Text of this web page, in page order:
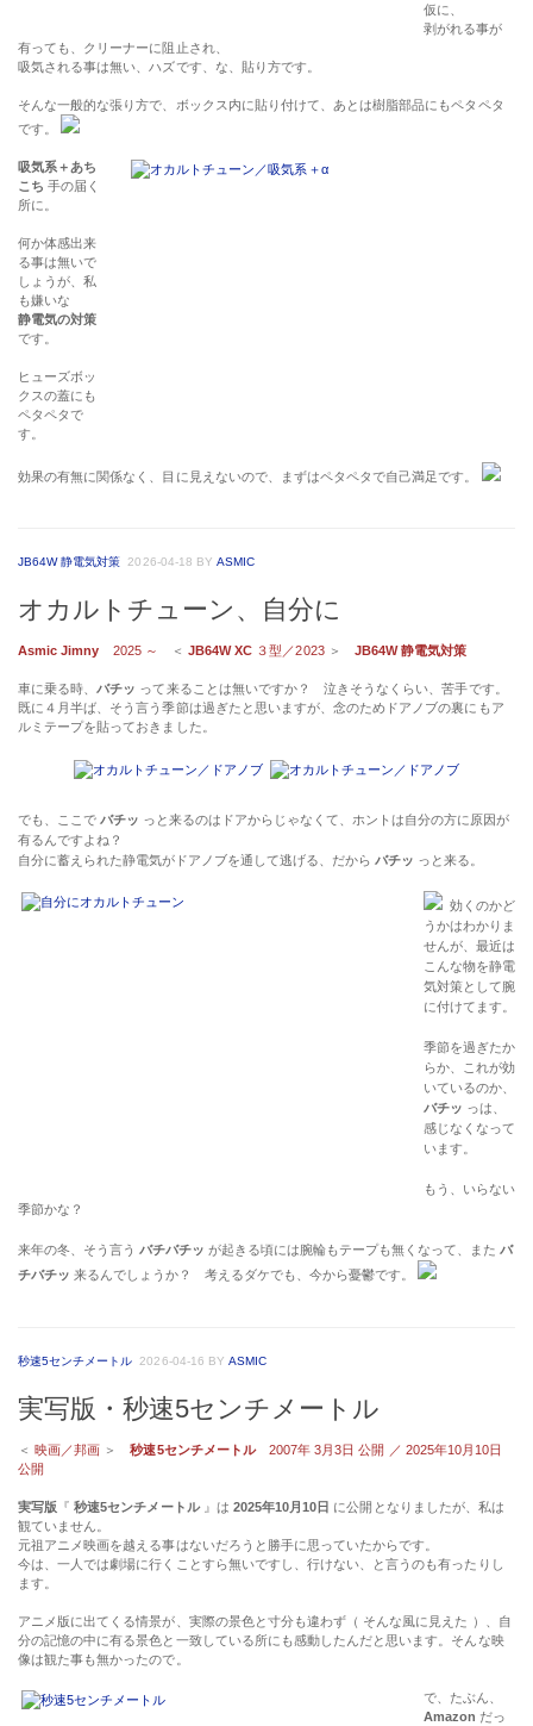
仮に、
剥がれる事が
有っても、クリーナーに阻止され、
吸気される事は無い、ハズです、な、貼り方です。
そんな一般的な張り方で、ボックス内に貼り付けて、あとは樹脂部品にもペタペタ
です。
吸気系＋あち
こち 手の届く
所に。
何か体感出来
る事は無いで
しょうが、私
も嫌いな
静電気の対策
です。
ヒューズボッ
クスの蓋にも
ペタペタで
す。
効果の有無に関係なく、目に見えないので、まずはペタペタで自己満足です。
JB64W 静電気対策 2026-04-18 BYASMIC
オカルトチューン、自分に
Asmic Jimny 2025 ～ ＜ JB64W XC ３型／2023＞ JB64W 静電気対策
車に乗る時、バチッ って来ることは無いですか？ 泣きそうなくらい、苦手です。
既に４月半ば、そう言う季節は過ぎたと思いますが、念のためドアノブの裏にもア
ルミテープを貼っておきました。
でも、ここで バチッ っと来るのはドアからじゃなくて、ホントは自分の方に原因が
有るんですよね？
自分に蓄えられた静電気がドアノブを通して逃げる、だから バチッ っと来る。
効くのかど
うかはわかりま
せんが、最近は
こんな物を静電
気対策として腕
に付けてます。
季節を過ぎたか
らか、これが効
いているのか、
バチッ っは、
感じなくなって
います。
もう、いらない
季節かな？
来年の冬、そう言う バチバチッ が起きる頃には腕輪もテープも無くなって、また バ
チバチッ 来るんでしょうか？ 考えるダケでも、今から憂鬱です。
秒速5センチメートル 2026-04-16 BY ASMIC
実写版・秒速5センチメートル
＜ 映画／邦画 ＞秒速5センチメートル2007年 3月3日 公開 ／ 2025年10月10日
公開
実写版 『秒速5センチメートル』は 2025年10月10日 に公開となりましたが、私は
観ていません。
元祖アニメ映画を越える事はないだろうと勝手に思っていたからです。
今は、一人では劇場に行くことすら無いですし、行けない、と言うのも有ったりし
ます。
アニメ版に出てくる情景が、実際の景色と寸分も違わず（ そんな風に見えた ）、自
分の記憶の中に有る景色と一致している所にも感動したんだと思います。そんな映
像は観た事も無かったので。
で、たぶん、
Amazon だっ